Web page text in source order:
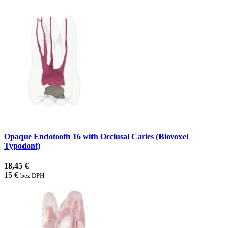
Opaque Endotooth 16 with Occlusal Caries (Biovoxel
Typodont)
18,45 €
15 € bez DPH